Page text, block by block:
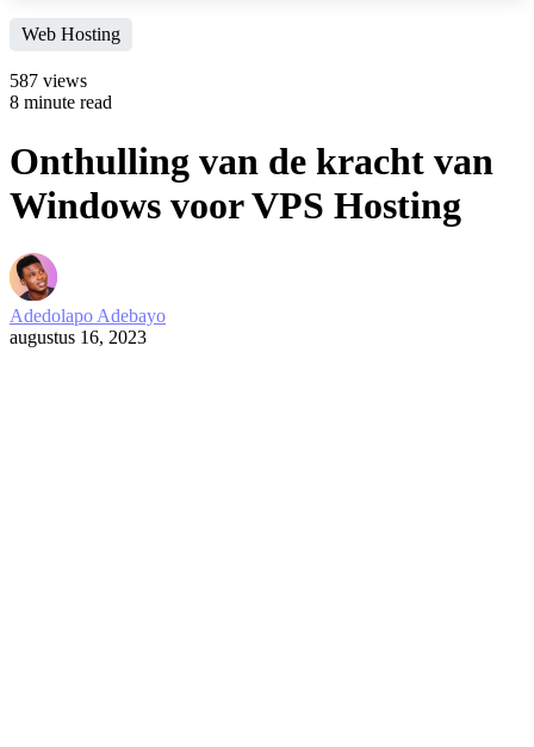
Web Hosting
587 views
8 minute read
Onthulling van de kracht van
Windows voor VPS Hosting
Adedolapo Adebayo
augustus 16, 2023